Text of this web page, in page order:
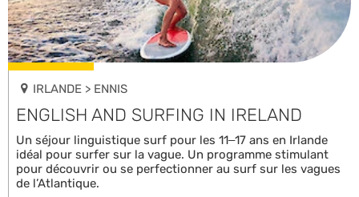
IRLANDE > ENNIS
ENGLISH AND SURFING IN IRELAND
Un séjour linguistique surf pour les 11–17 ans en Irlande
idéal pour surfer sur la vague. Un programme stimulant
pour découvrir ou se perfectionner au surf sur les vagues
de l’Atlantique.